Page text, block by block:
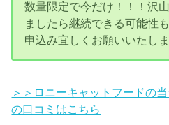
数量限定で今だけ！！！沢
ましたら継続できる可能性
申込み宜しくお願いいたし
＞＞ロニーキャットフードの
の口コミはこちら